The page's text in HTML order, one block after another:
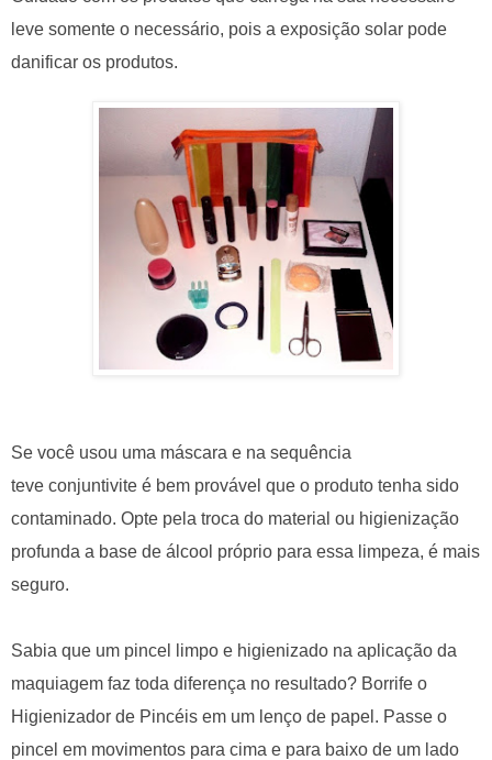
leve somente o necessário, pois a exposição solar pode
danificar os produtos.
Se você usou uma máscara e na sequência
teve conjuntivite é bem provável que o produto tenha sido
contaminado. Opte pela troca do material ou higienização
profunda a base de álcool próprio para essa limpeza, é mais
seguro.
Sabia que um pincel limpo e higienizado na aplicação da
maquiagem faz toda diferença no resultado? Borrife o
Higienizador de Pincéis em um lenço de papel. Passe o
pincel em movimentos para cima e para baixo de um lado